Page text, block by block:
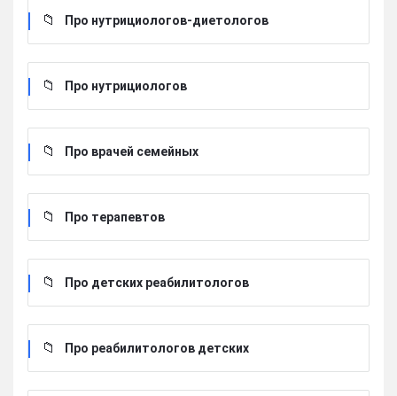
Про нутрициологов-диетологов
Про нутрициологов
Про врачей семейных
Про терапевтов
Про детских реабилитологов
Про реабилитологов детских